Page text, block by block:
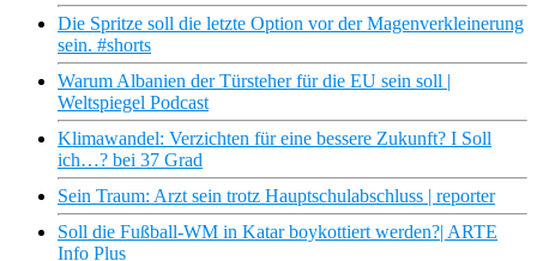
Die Spritze soll die letzte Option vor der Magenverkleinerung
sein. #shorts
Warum Albanien der Türsteher für die EU sein soll |
Weltspiegel Podcast
Klimawandel: Verzichten für eine bessere Zukunft? I Soll
ich…? bei 37 Grad
Sein Traum: Arzt sein trotz Hauptschulabschluss | reporter
Soll die Fußball-WM in Katar boykottiert werden?| ARTE
Info Plus